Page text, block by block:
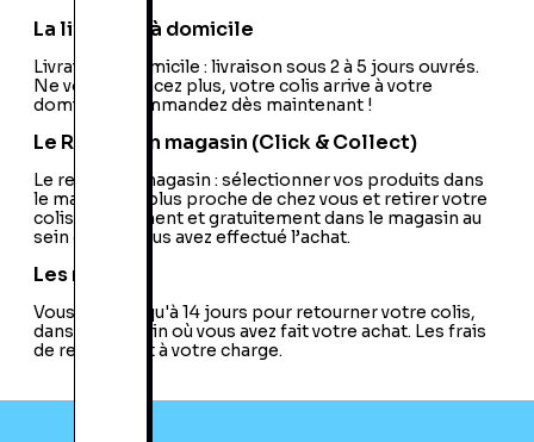
La livraison à domicile
Livraison à domicile : livraison sous 2 à 5 jours ouvrés.
Ne vous déplacez plus, votre colis arrive à votre
domicile ! Commandez dès maintenant !
Le Retrait en magasin (Click & Collect)
Le retrait en magasin : sélectionner vos produits dans
le magasin le plus proche de chez vous et retirer votre
colis directement et gratuitement dans le magasin au
sein duquel vous avez effectué l’achat.
Les retours
Vous avez jusqu'à 14 jours pour retourner votre colis,
dans le magasin où vous avez fait votre achat. Les frais
de retour sont à votre charge.